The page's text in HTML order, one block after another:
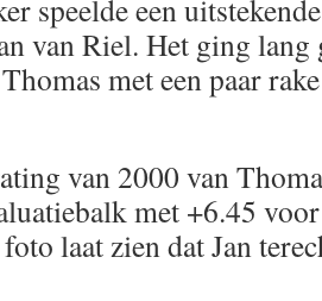
speelde een
van Riel. Het ging
met een paar
van 2000 van
met +6.45
laat zien dat Jan